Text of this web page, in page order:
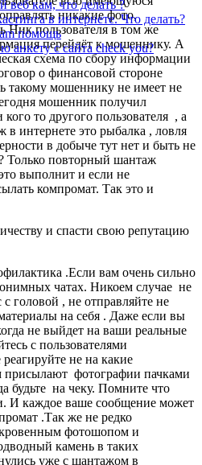
кам, что делать ?
в интернете. Что делать?
помощь
анкету с сайта check you?
никакие фото,
Ник пользователя в том же
перейдёт к мошеннику. А
схема по сбору информации
о финансовой стороне
такому мошеннику не имеет не
мошенник получил
то другого пользователя , а
в интернете это рыбалка , ловля
в добыче тут нет и быть не
Только повторный шантаж
выполнит и если не
компромат. Так это и
и спасти свою репутацию
.Если вам очень сильно
чатах. Никоем случае не
головой , не отправляйте не
на себя . Даже если вы
не выйдет на ваши реальные
с пользователями
не на какие
присылают фотографии пачками
будьте на чеку. Помните что
И каждое ваше сообщение может
.Так же не редко
фотошопом и
камень в таких
уже с шантажом в